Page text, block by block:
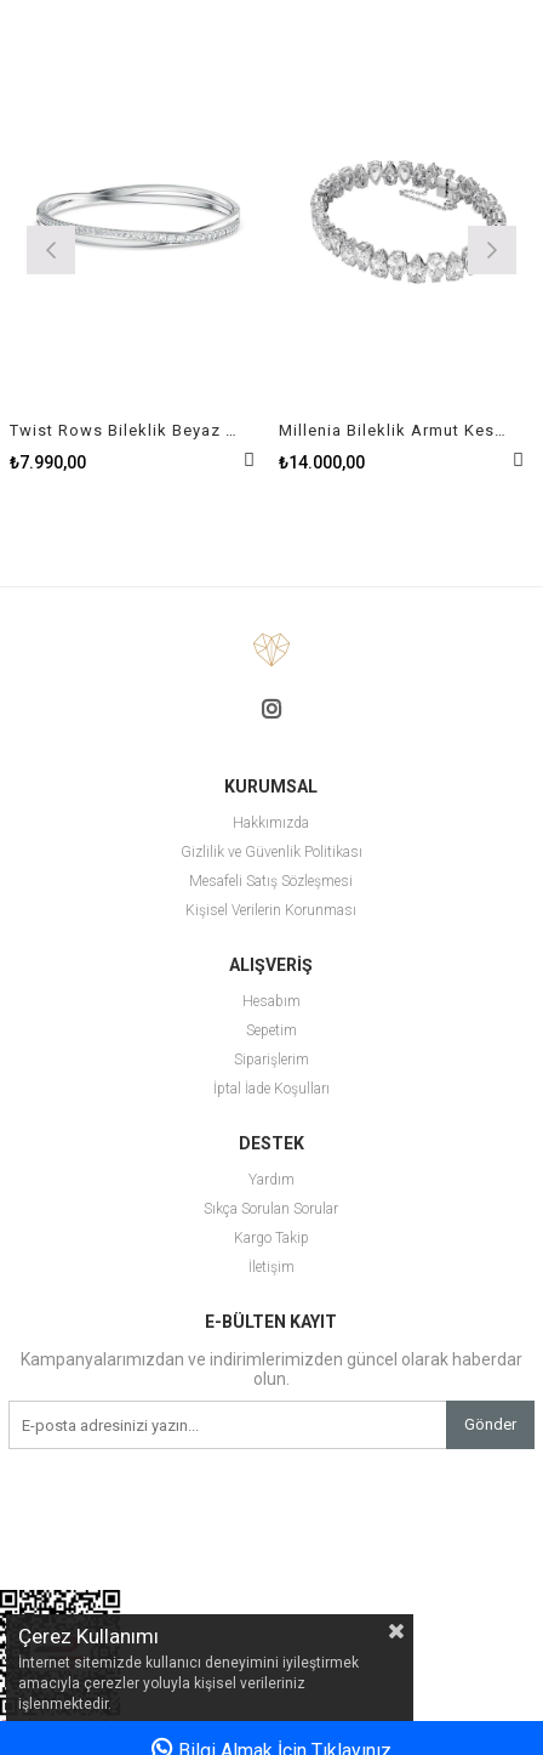
Twist Rows Bileklik Beyaz Rodyum Kaplama Size S
₺7.990,00
Millenia Bileklik Armut Kesim Rodyum Kaplama
₺14.000,00
KURUMSAL
Hakkımızda
Gizlilik ve Güvenlik Politikası
Mesafeli Satış Sözleşmesi
Kişisel Verilerin Korunması
ALIŞVERİŞ
Hesabım
Sepetim
Siparişlerim
İptal İade Koşulları
DESTEK
Yardım
Sıkça Sorulan Sorular
Kargo Takip
İletişim
E-BÜLTEN KAYIT
Kampanyalarımızdan ve indirimlerimizden güncel olarak haberdar
olun.
Gönder
Çerez Kullanımı
İnternet sitemizde kullanıcı deneyimini iyileştirmek
amacıyla çerezler yoluyla kişisel verileriniz
işlenmektedir.